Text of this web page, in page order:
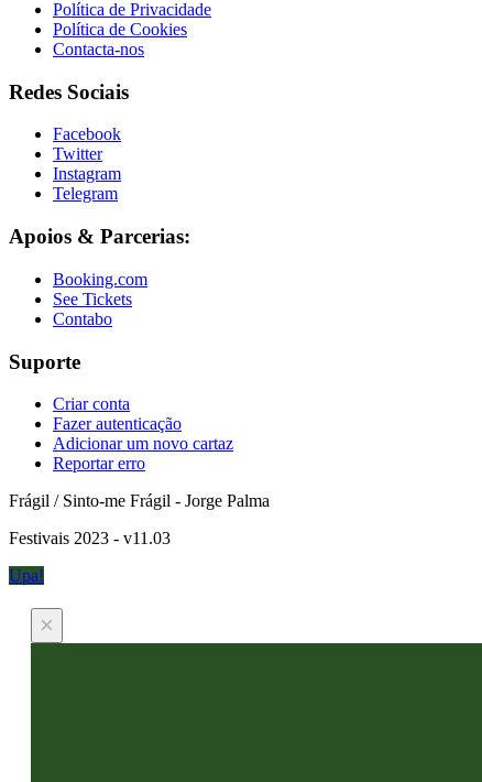
Política de Privacidade
Política de Cookies
Contacta-nos
Redes Sociais
Facebook
Twitter
Instagram
Telegram
Apoios & Parcerias:
Booking.com
See Tickets
Contabo
Suporte
Criar conta
Fazer autenticação
Adicionar um novo cartaz
Reportar erro
Frágil / Sinto-me Frágil - Jorge Palma
Festivais 2023 - v11.03
Upa!
×